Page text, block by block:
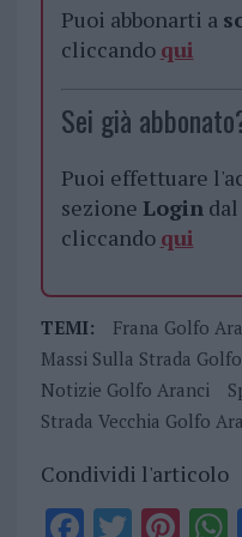
Puoi abbonarti a
cliccando qui
Sei già
Puoi effettuare
sezione Logindal
cliccando qui
TEMI: Frana Golfo
Massi Sulla Strada
Notizie Golfo Aranci
Strada Vecchia Golfo
Condividi l'articolo